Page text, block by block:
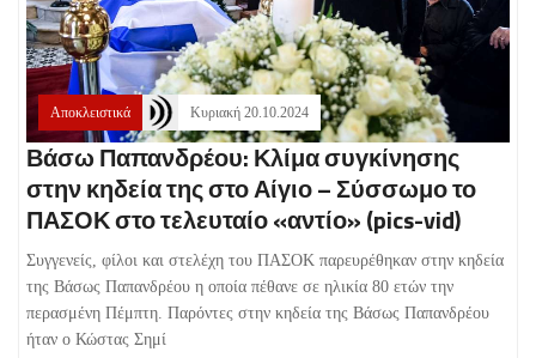
Αποκλειστικά Κυριακή 20.10.2024
Βάσω Παπανδρέου: Κλίμα συγκίνησης
στην κηδεία της στο Αίγιο – Σύσσωμο το
ΠΑΣΟΚ στο τελευταίο «αντίο» (pics-vid)
Συγγενείς, φίλοι και στελέχη του ΠΑΣΟΚ παρευρέθηκαν στην κηδεία
της Βάσως Παπανδρέου η οποία πέθανε σε ηλικία 80 ετών την
περασμένη Πέμπτη. Παρόντες στην κηδεία της Βάσως Παπανδρέου
ήταν ο Κώστας Σημί